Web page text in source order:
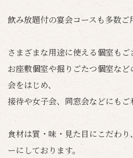
飲み放題付の宴会コースも多数ご
さまざまな用途に使える個室もご
お座敷個室や掘りごたつ個室な
会をはじめ、
接待や女子会、同窓会などにもご
食材は質・味・見た目にこだわ
ーにしております。